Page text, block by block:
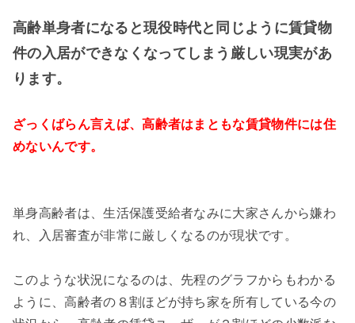
高齢単身者になると現役時代と同じように賃貸物
件の入居ができなくなってしまう厳しい現実があ
ります。
ざっくばらん言えば、高齢者はまともな賃貸物件には住
めないんです。
単身高齢者は、生活保護受給者なみに大家さんから嫌わ
れ、入居審査が非常に厳しくなるのが現状です。
このような状況になるのは、先程のグラフからもわかる
ように、高齢者の８割ほどが持ち家を所有している今の